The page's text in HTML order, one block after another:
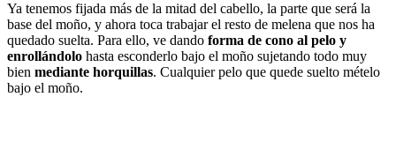
Ya tenemos fijada más de la mitad del cabello, la parte que será la
base del moño, y ahora toca trabajar el resto de melena que nos ha
quedado suelta. Para ello, ve dando forma de cono al pelo y
enrollándolo hasta esconderlo bajo el moño sujetando todo muy
bien mediante horquillas. Cualquier pelo que quede suelto mételo
bajo el moño.